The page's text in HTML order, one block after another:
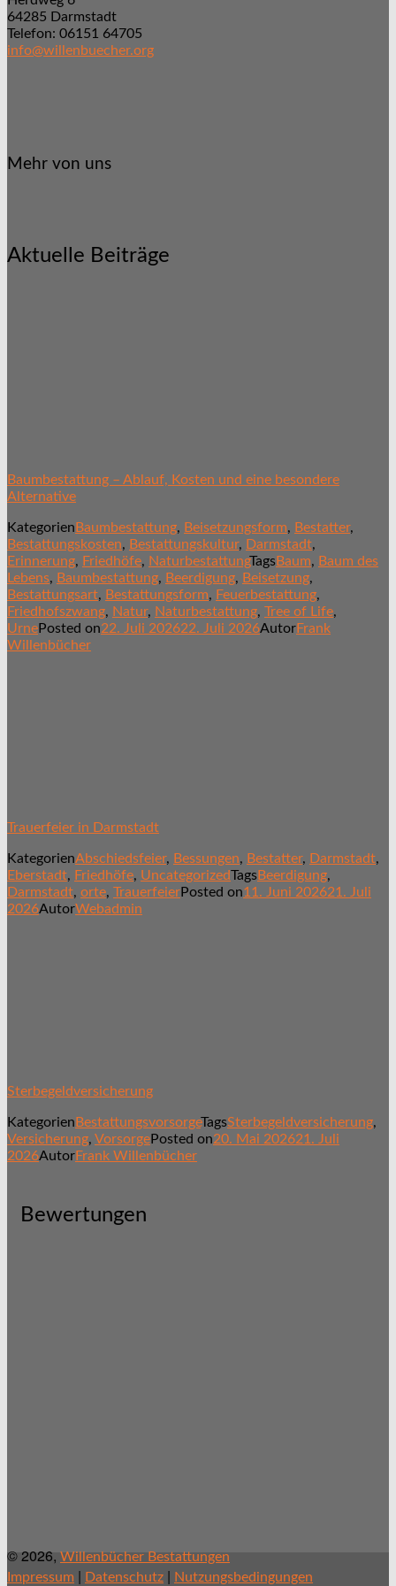
64285 Darmstadt
Telefon: 06151 64705
info@willenbuecher.org
Mehr von uns
Aktuelle Beiträge
Baumbestattung – Ablauf, Kosten und eine besondere
Alternative
Kategorien Baumbestattung, Beisetzungsform, Bestatter,
Bestattungskosten, Bestattungskultur, Darmstadt,
Erinnerung, Friedhöfe, NaturbestattungTagsBaum, Baum des
Lebens, Baumbestattung, Beerdigung, Beisetzung,
Bestattungsart, Bestattungsform, Feuerbestattung,
Friedhofszwang, Natur, Naturbestattung, Tree of Life,
UrnePosted on22. Juli 202622. Juli 2026AutorFrank
Willenbücher
Trauerfeier in Darmstadt
KategorienAbschiedsfeier, Bessungen, Bestatter, Darmstadt,
Eberstadt, Friedhöfe, UncategorizedTagsBeerdigung,
Darmstadt, orte, TrauerfeierPosted on11. Juni 202621. Juli
2026AutorWebadmin
Sterbegeldversicherung
Kategorien BestattungsvorsorgeTagsSterbegeldversicherung,
Versicherung, VorsorgePosted on20. Mai 202621. Juli
2026AutorFrank Willenbücher
Bewertungen
© 2026, Willenbücher Bestattungen
Impressum | Datenschutz | Nutzungsbedingungen